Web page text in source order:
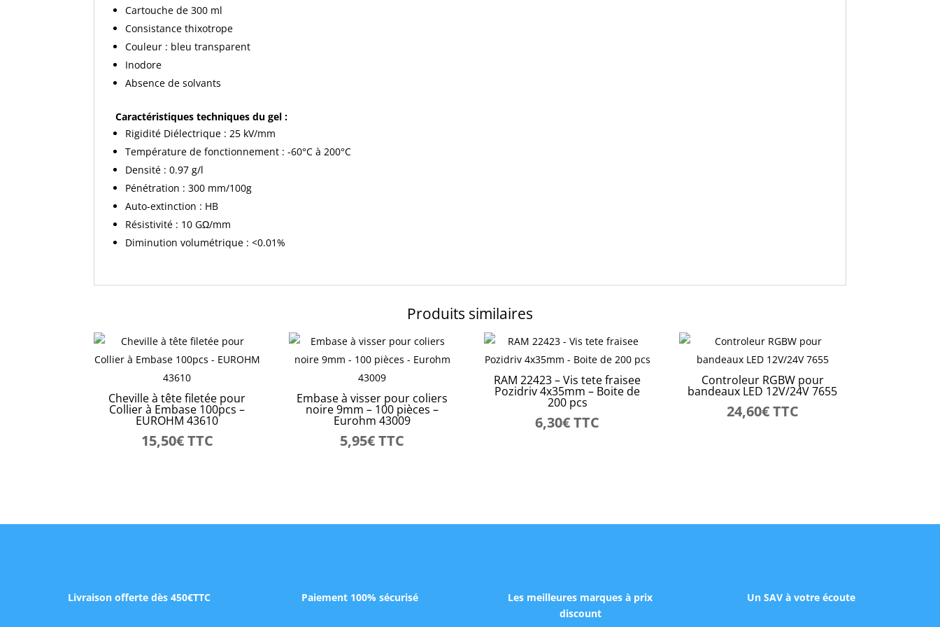
Cartouche de 300 ml
Consistance thixotrope
Couleur : bleu transparent
Inodore
Absence de solvants
Caractéristiques techniques du gel :
Rigidité Diélectrique : 25 kV/mm
Température de fonctionnement : -60°C à 200°C
Densité : 0.97 g/l
Pénétration : 300 mm/100g
Auto-extinction : HB
Résistivité : 10 GΩ/mm
Diminution volumétrique : <0.01%
Produits similaires
Cheville à tête filetée pour
Collier à Embase 100pcs –
EUROHM 43610
15,50€TTC
Embase à visser pour coliers
noire 9mm – 100 pièces –
Eurohm 43009
5,95€ TTC
RAM 22423 – Vis tete fraisee
Pozidriv 4x35mm – Boite de
200 pcs
6,30€ TTC
Controleur RGBW pour
bandeaux LED 12V/24V 7655
24,60€TTC
Livraison offerte dès 450€TTC Paiement 100% sécurisé
Les meilleures marques à prix
discount
Un SAV à votre écoute